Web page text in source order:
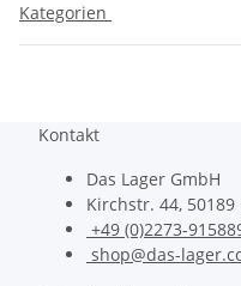
Kategorien
Kontakt
Das Lager GmbH
Kirchstr. 44, 50189
+49 (0)2273-
shop@das-